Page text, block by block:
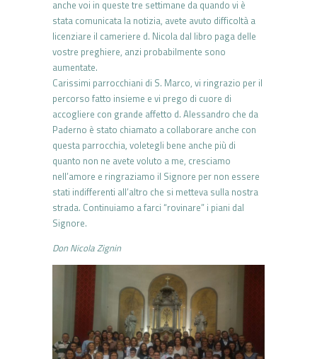
anche voi in queste tre settimane da quando vi è
stata comunicata la notizia, avete avuto difficoltà a
licenziare il cameriere d. Nicola dal libro paga delle
vostre preghiere, anzi probabilmente sono
aumentate.
Carissimi parrocchiani di S. Marco, vi ringrazio per il
percorso fatto insieme e vi prego di cuore di
accogliere con grande affetto d. Alessandro che da
Paderno è stato chiamato a collaborare anche con
questa parrocchia, voletegli bene anche più di
quanto non ne avete voluto a me, cresciamo
nell’amore e ringraziamo il Signore per non essere
stati indifferenti all’altro che si metteva sulla nostra
strada. Continuiamo a farci “rovinare” i piani dal
Signore.
Don Nicola Zignin